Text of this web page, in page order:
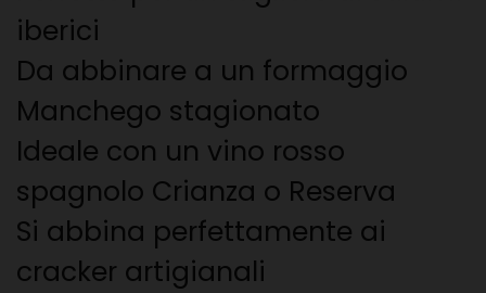
iberici
Da abbinare a un formaggio
Manchego stagionato
Ideale con un vino rosso
spagnolo Crianza o Reserva
Si abbina perfettamente ai
cracker artigianali